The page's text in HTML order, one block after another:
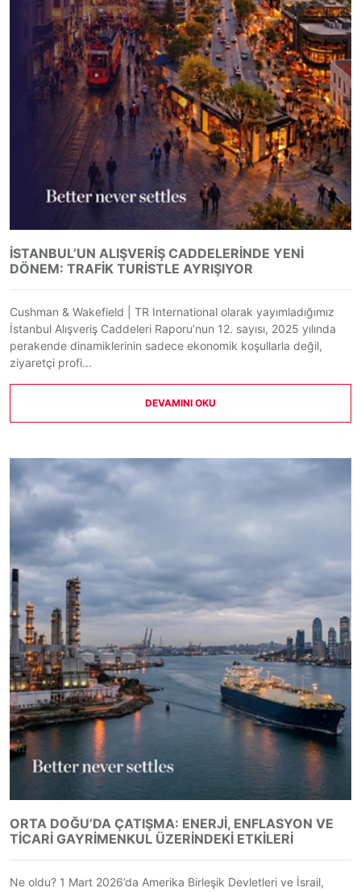
İSTANBUL’UN ALIŞVERIŞ CADDELERINDE YENI
DÖNEM: TRAFIK TURISTLE AYRIŞIYOR
Cushman & Wakefield | TR International olarak yayımladığımız
İstanbul Alışveriş Caddeleri Raporu’nun 12. sayısı, 2025 yılında
perakende dinamiklerinin sadece ekonomik koşullarla değil,
ziyaretçi profi...
DEVAMINI OKU
ORTA DOĞU’DA ÇATIŞMA: ENERJI, ENFLASYON VE
TICARI GAYRIMENKUL ÜZERINDEKI ETKILERI
Ne oldu? 1 Mart 2026’da Amerika Birleşik Devletleri ve İsrail,